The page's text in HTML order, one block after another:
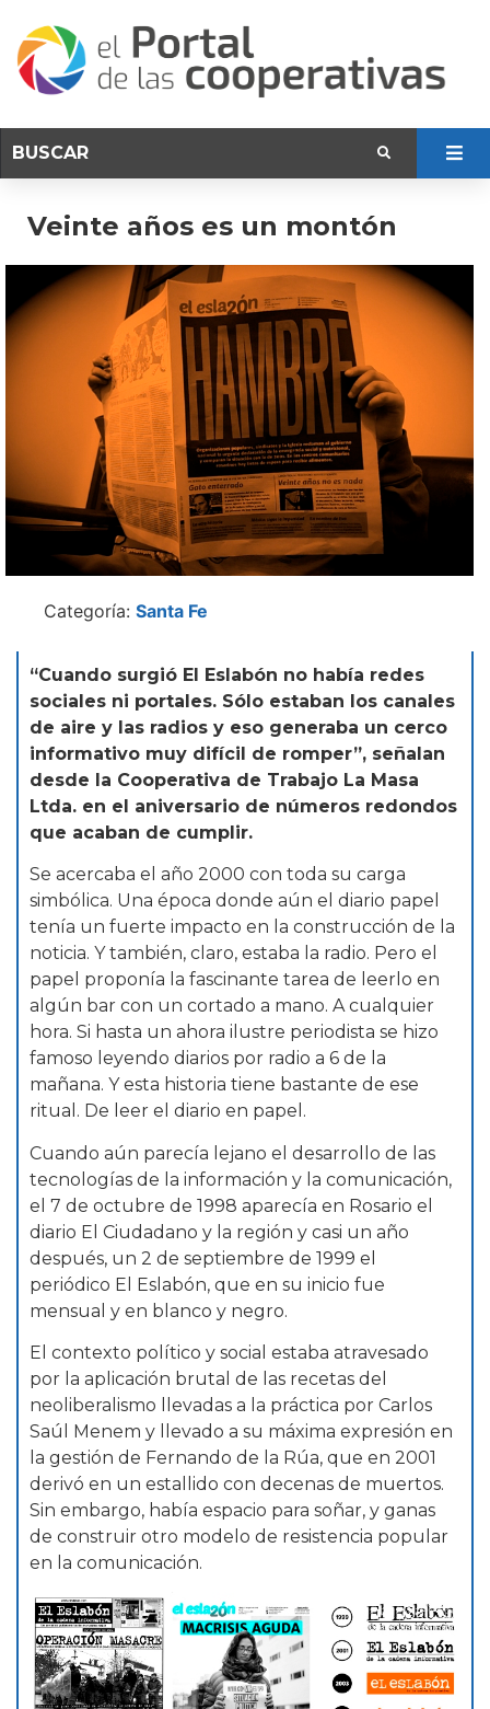
Veinte años es un montón
Categoría: Santa Fe
“Cuando surgió El Eslabón no había redes
sociales ni portales. Sólo estaban los canales
de aire y las radios y eso generaba un cerco
informativo muy difícil de romper”, señalan
desde la Cooperativa de Trabajo La Masa
Ltda. en el aniversario de números redondos
que acaban de cumplir.
Se acercaba el año 2000 con toda su carga
simbólica. Una época donde aún el diario papel
tenía un fuerte impacto en la construcción de la
noticia. Y también, claro, estaba la radio. Pero el
papel proponía la fascinante tarea de leerlo en
algún bar con un cortado a mano. A cualquier
hora. Si hasta un ahora ilustre periodista se hizo
famoso leyendo diarios por radio a 6 de la
mañana. Y esta historia tiene bastante de ese
ritual. De leer el diario en papel.
Cuando aún parecía lejano el desarrollo de las
tecnologías de la información y la comunicación,
el 7 de octubre de 1998 aparecía en Rosario el
diario El Ciudadano y la región y casi un año
después, un 2 de septiembre de 1999 el
periódico El Eslabón, que en su inicio fue
mensual y en blanco y negro.
El contexto político y social estaba atravesado
por la aplicación brutal de las recetas del
neoliberalismo llevadas a la práctica por Carlos
Saúl Menem y llevado a su máxima expresión en
la gestión de Fernando de la Rúa, que en 2001
derivó en un estallido con decenas de muertos.
Sin embargo, había espacio para soñar, y ganas
de construir otro modelo de resistencia popular
en la comunicación.